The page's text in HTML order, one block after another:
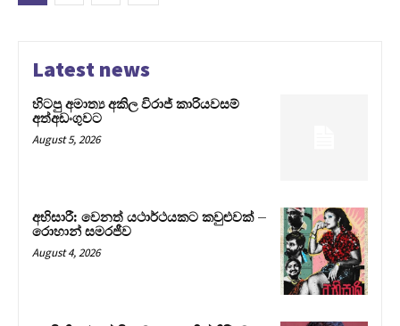
Latest news
හිටපු අමාත්‍ය අකිල විරාජ් කාරියවසම්
අත්අඩංගුවට
August 5, 2026
අභිසාරී: වෙනත් යථාර්ථයකට කවුළුවක් –
රොහාන් සමරජීව
August 4, 2026